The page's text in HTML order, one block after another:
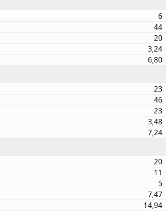
6
44
20
3,24
6,80
23
46
23
3,48
7,24
20
11
5
7,47
14,94